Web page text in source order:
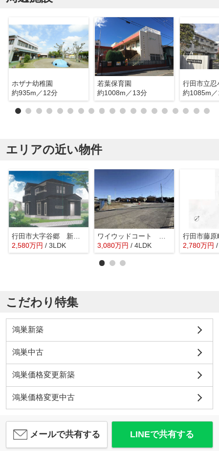
ホザナ幼稚園
約935m／12分
若葉保育園
約1008m／13分
行田市立忍
約1085m
エリアの近い物件
行田市大字谷郷 新築戸建 全1棟 1号棟
2,580万円 / 3LDK
3,080万円 / 4LDK 2,780万円
こだわり特集
鴻巣新築
鴻巣中古
鴻巣価格変更新築
鴻巣価格変更中古
メールで共有する LINEで共有する